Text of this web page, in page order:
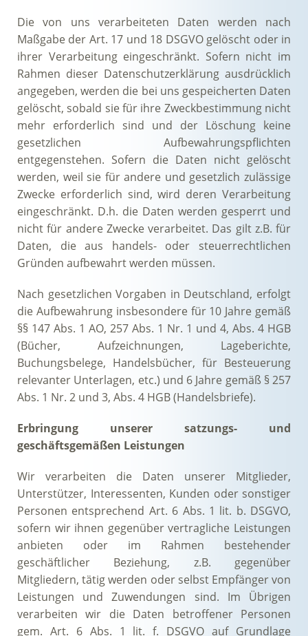
Die von uns verarbeiteten Daten werden nach
Maßgabe der Art. 17 und 18 DSGVO gelöscht oder in
ihrer Verarbeitung eingeschränkt. Sofern nicht im
Rahmen dieser Datenschutzerklärung ausdrücklich
angegeben, werden die bei uns gespeicherten Daten
gelöscht, sobald sie für ihre Zweckbestimmung nicht
mehr erforderlich sind und der Löschung keine
gesetzlichen Aufbewahrungspflichten
entgegenstehen. Sofern die Daten nicht gelöscht
werden, weil sie für andere und gesetzlich zulässige
Zwecke erforderlich sind, wird deren Verarbeitung
eingeschränkt. D.h. die Daten werden gesperrt und
nicht für andere Zwecke verarbeitet. Das gilt z.B. für
Daten, die aus handels- oder steuerrechtlichen
Gründen aufbewahrt werden müssen.
Nach gesetzlichen Vorgaben in Deutschland, erfolgt
die Aufbewahrung insbesondere für 10 Jahre gemäß
§§ 147 Abs. 1 AO, 257 Abs. 1 Nr. 1 und 4, Abs. 4 HGB
(Bücher, Aufzeichnungen, Lageberichte,
Buchungsbelege, Handelsbücher, für Besteuerung
relevanter Unterlagen, etc.) und 6 Jahre gemäß § 257
Abs. 1 Nr. 2 und 3, Abs. 4 HGB (Handelsbriefe).
Erbringung unserer satzungs- und
geschäftsgemäßen Leistungen
Wir verarbeiten die Daten unserer Mitglieder,
Unterstützer, Interessenten, Kunden oder sonstiger
Personen entsprechend Art. 6 Abs. 1 lit. b. DSGVO,
sofern wir ihnen gegenüber vertragliche Leistungen
anbieten oder im Rahmen bestehender
geschäftlicher Beziehung, z.B. gegenüber
Mitgliedern, tätig werden oder selbst Empfänger von
Leistungen und Zuwendungen sind. Im Übrigen
verarbeiten wir die Daten betroffener Personen
gem. Art. 6 Abs. 1 lit. f. DSGVO auf Grundlage